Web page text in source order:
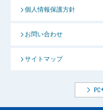
個人情報保護方針
お問い合わせ
サイトマップ